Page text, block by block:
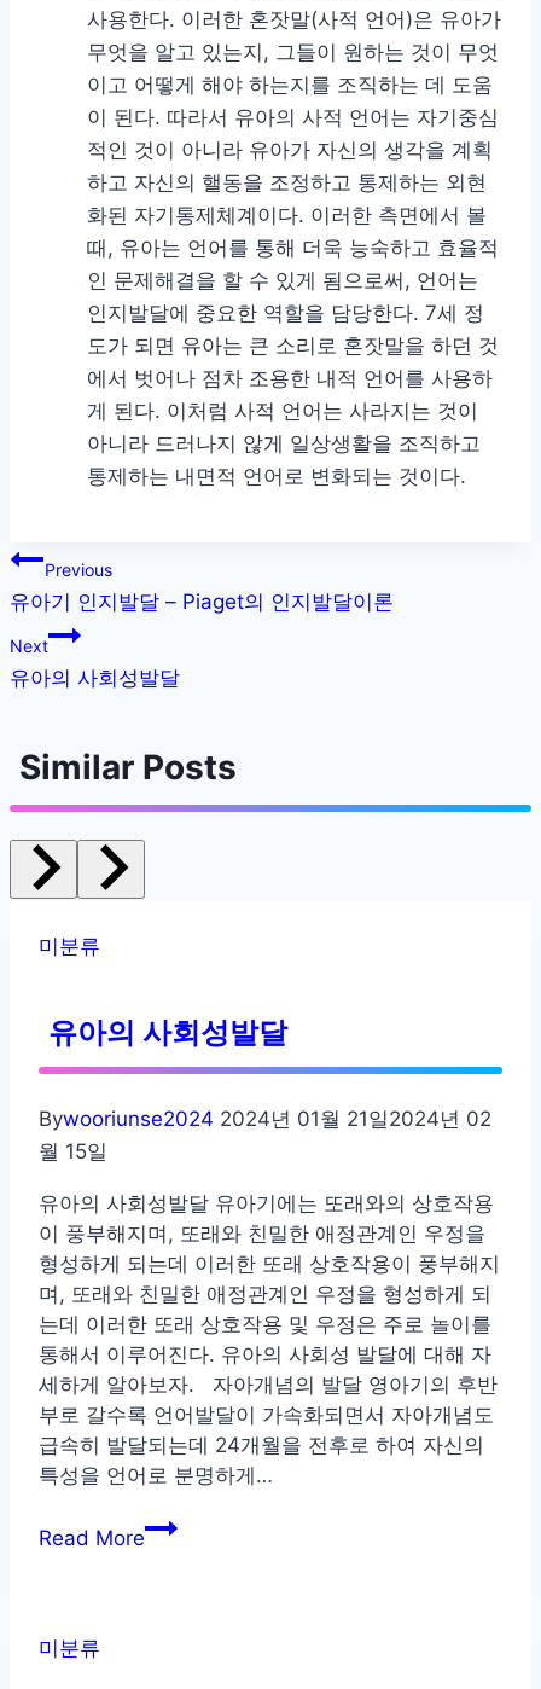
사용한다. 이러한 혼잣말(사적 언어)은 유아가
무엇을 알고 있는지, 그들이 원하는 것이 무엇
이고 어떻게 해야 하는지를 조직하는 데 도움
이 된다. 따라서 유아의 사적 언어는 자기중심
적인 것이 아니라 유아가 자신의 생각을 계획
하고 자신의 핼동을 조정하고 통제하는 외현
화된 자기통제체계이다. 이러한 측면에서 볼
때, 유아는 언어를 통해 더욱 능숙하고 효율적
인 문제해결을 할 수 있게 됨으로써, 언어는
인지발달에 중요한 역할을 담당한다. 7세 정
도가 되면 유아는 큰 소리로 혼잣말을 하던 것
에서 벗어나 점차 조용한 내적 언어를 사용하
게 된다. 이처럼 사적 언어는 사라지는 것이
아니라 드러나지 않게 일상생활을 조직하고
통제하는 내면적 언어로 변화되는 것이다.
글
내
비
이
션
Previous
유아기 인지발달 – Piaget의 인지발달이론
Next
유아의 사회성발달
Similar Posts
미분류
유아의 사회성발달
Bywooriunse2024 2024년 01월 21일2024년 02
월 15일
유아의 사회성발달 유아기에는 또래와의 상호작용
이 풍부해지며, 또래와 친밀한 애정관계인 우정을
형성하게 되는데 이러한 또래 상호작용이 풍부해지
며, 또래와 친밀한 애정관계인 우정을 형성하게 되
는데 이러한 또래 상호작용 및 우정은 주로 놀이를
통해서 이루어진다. 유아의 사회성 발달에 대해 자
세하게 알아보자. 자아개념의 발달 영아기의 후반
부로 갈수록 언어발달이 가속화되면서 자아개념도
급속히 발달되는데 24개월을 전후로 하여 자신의
특성을 언어로 분명하게…
Read More
유
미분류